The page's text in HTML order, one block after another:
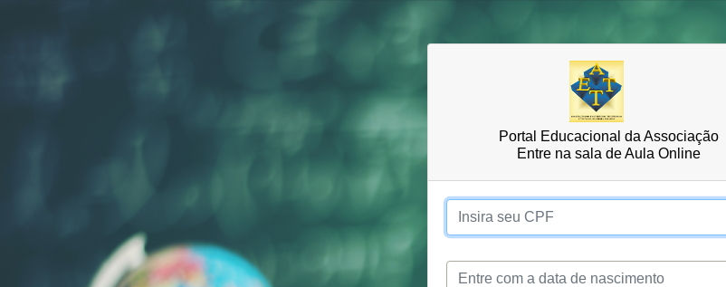
Portal Educacional da Associação
Entre na sala de Aula Online